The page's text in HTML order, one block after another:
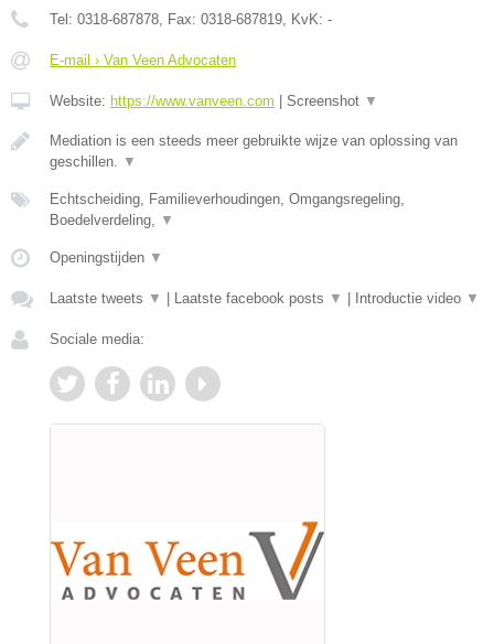
Tel: 0318-687878 , Fax: 0318-687819 , KvK: -
E-mail › Van Veen Advocaten
Website: https://www.vanveen.com Screenshot ▼
Mediation is een steeds meer gebruikte wijze van oplossing van
geschillen.
▼
Echtscheiding, Familieverhoudingen, Omgangsregeling,
Boedelverdeling,
▼
Openingstijden ▼
Laatste tweets ▼ Laatste facebook posts ▼ Introductie video ▼
Sociale media: